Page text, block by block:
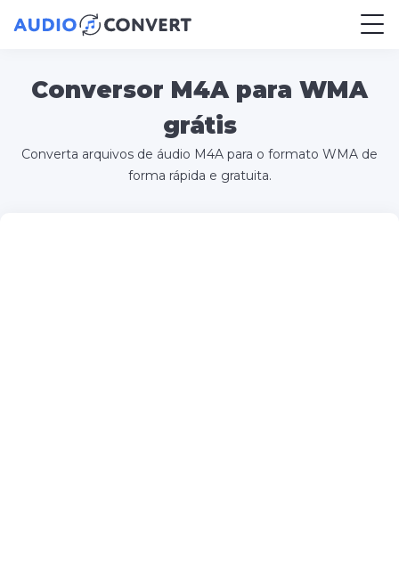
Conversor M4A para WMA
grátis
Converta arquivos de áudio M4A para o formato WMA de
forma rápida e gratuita.